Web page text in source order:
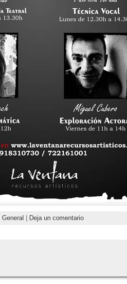
General Deja un comentario